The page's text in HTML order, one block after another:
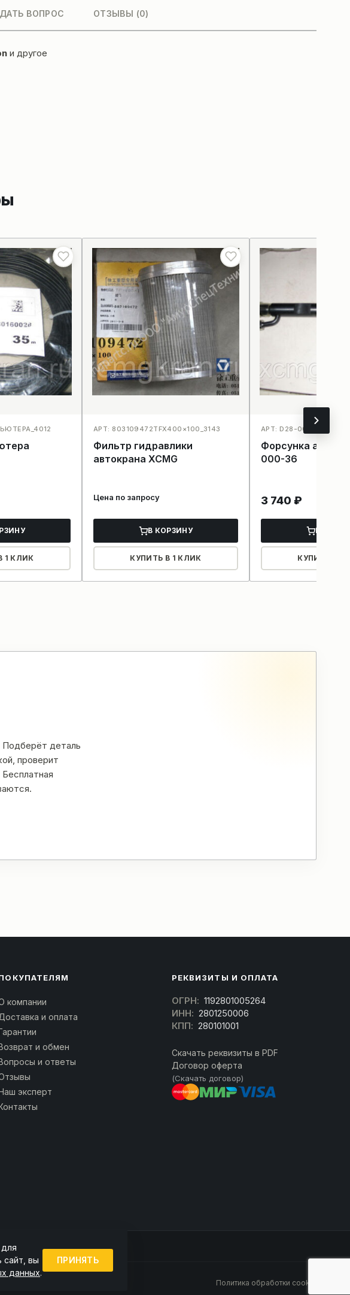
ВОПРОС ОТЗЫВЫ (0)
и другое
1 КЛИК
АРТ: 803109472TFX400×100_3143
Фильтр гидравлики
автокрана XCMG
Цена по запросу
В КОРЗИНУ
КУПИТЬ В 1 КЛИК
АРТ: D28-000-36_4006
Форсунка
000-36
3 740 ₽
В
КУПИТЬ В 1
Подберёт деталь
проверит
компании
и оплата
и обмен
и ответы
эксперт
РЕКВИЗИТЫ И ОПЛАТА
ОГРН: 1192801005264
ИНН: 2801250006
КПП: 280101001
Скачать реквизиты в PDF
Договор оферта
(Скачать договор)
Политика обработки cookie
сайт, вы
данных.
ПРИНЯТЬ